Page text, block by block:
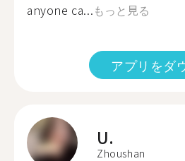
anyone ca...もっと見る
アプリをダ
U.
Zhoushan